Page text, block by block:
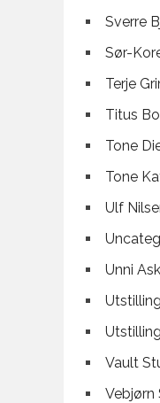
Sverre
Sør-
Terje
Titus
Tone
Tone
Ulf
Unni
Utstilling
Vault
Vebjørn